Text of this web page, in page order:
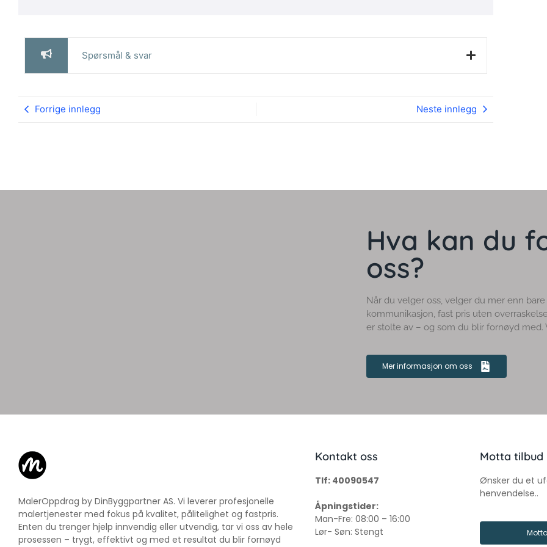
Spørsmål & svar
Forrige innlegg Neste innlegg
Hva kan du
oss?
Når du velger oss, velger du mer enn
kommunikasjon, fast pris uten
er stolte av – og som du blir fornøyd med.
Mer informasjon om oss
MalerOppdrag by DinByggpartner AS. Vi leverer profesjonelle
malertjenester med fokus på kvalitet, pålitelighet og fastpris.
Enten du trenger hjelp innvendig eller utvendig, tar vi oss av hele
prosessen – trygt, effektivt og med et resultat du blir fornøyd
Kontakt oss
Tlf: 40090547
Åpningstider:
Man-Fre: 08:00 – 16:00
Lør- Søn: Stengt
Motta tilbud
Ønsker du et
henvendelse..